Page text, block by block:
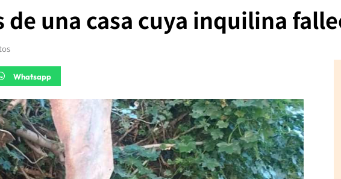
de una casa cuya inquilina
Whatsapp